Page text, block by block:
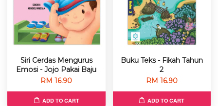
Siri Cerdas Mengurus
Emosi - Jojo Pakai Baju
RM 16.90
ADD TO CART
Buku Teks - Fikah Tahun
2
RM 16.90
ADD TO CART